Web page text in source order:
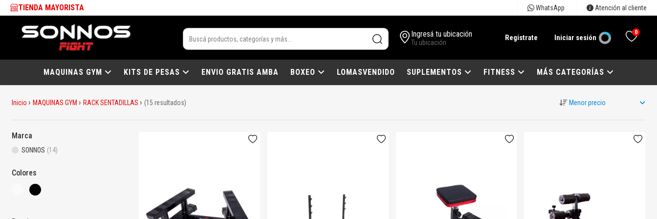
TIENDA MAYORISTA WhatsApp Atención al cliente
Ingresá tu ubicación
Tu ubicación
Registrate Iniciar sesión
0
MAQUINAS GYM KITS DE PESAS ENVIO GRATIS AMBA BOXEO LOMASVENDIDO SUPLEMENTOS FITNESS MÁS CATEGORÍAS
Inicio MAQUINAS GYM RACK SENTADILLAS (15 resultados)
Marca
SONNOS (14)
Colores